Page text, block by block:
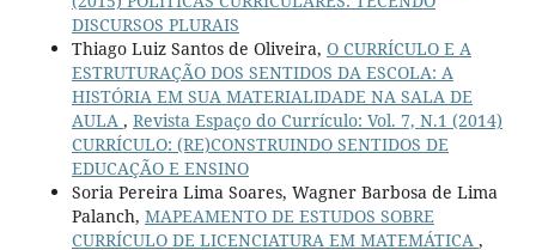
DISCURSOS PLURAIS
Thiago Luiz Santos de Oliveira, O CURRÍCULO E A
ESTRUTURAÇÃO DOS SENTIDOS DA ESCOLA: A
HISTÓRIA EM SUA MATERIALIDADE NA SALA DE
AULA , Revista Espaço do Currículo: Vol. 7, N.1 (2014)
CURRÍCULO: (RE)CONSTRUINDO SENTIDOS DE
EDUCAÇÃO E ENSINO
Soria Pereira Lima Soares, Wagner Barbosa de Lima
Palanch, MAPEAMENTO DE ESTUDOS SOBRE
CURRÍCULO DE LICENCIATURA EM MATEMÁTICA ,